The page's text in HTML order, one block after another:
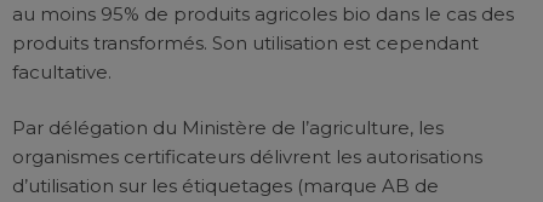
au moins 95% de produits agricoles bio dans le cas des
produits transformés. Son utilisation est cependant
facultative.
Par délégation du Ministère de l’agriculture, les
organismes certificateurs délivrent les autorisations
d’utilisation sur les étiquetages (marque AB de